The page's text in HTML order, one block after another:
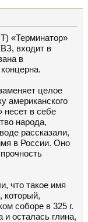
«Терминатор»
входит в
в
целое
американского
несет в себе
народа,
рассказали,
в России. Оно
что такое имя
который,
соборе в 325 г.
и осталась глина,